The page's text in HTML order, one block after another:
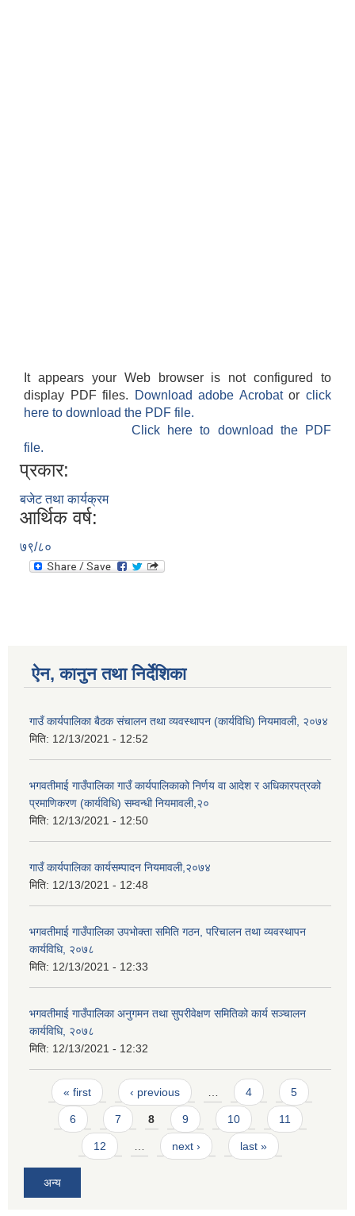
It appears your Web browser is not configured to
display PDF files.
Download adobe Acrobatorclick
here to download the PDF file.
Click here to download the PDF
file.
प्रकार:
बजेट तथा कार्यक्रम
आर्थिक वर्ष:
७९/८०
ऐन, कानुन तथा निर्देशिका
गाउँ कार्यपालिका बैठक संचालन तथा व्यवस्थापन (कार्यविधि) नियमावली, २०७४
मिति: 12/13/2021 - 12:52
भगवतीमाई गाउँपालिका गाउँ कार्यपालिकाको निर्णय वा आदेश र अधिकारपत्रको
प्रमाणिकरण (कार्यविधि) सम्वन्धी नियमावली,२०
मिति: 12/13/2021 - 12:50
गाउँ कार्यपालिका कार्यसम्पादन नियमावली,२०७४
मिति: 12/13/2021 - 12:48
भगवतीमाई गाउँपालिका उपभोक्ता समिति गठन, परिचालन तथा व्यवस्थापन
कार्यविधि, २०७८
मिति: 12/13/2021 - 12:33
भगवतीमाई गाउँपालिका अनुगमन तथा सुपरीवेक्षण समितिको कार्य सञ्चालन
कार्यविधि, २०७८
मिति: 12/13/2021 - 12:32
Pages
« first ‹ previous 4 5
6 7 8 9 10 11
12 next › last »
अन्य